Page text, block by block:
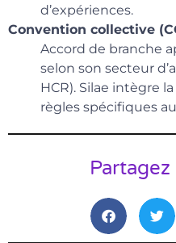
d’expériences.
Convention collective
Accord de branche
selon son secteur
HCR). Silae intègre
règles spécifiques